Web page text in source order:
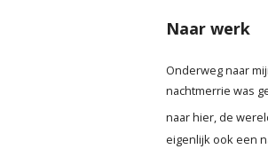
Naar werk
Onderweg naar
nachtmerrie was
naar hier, de
eigenlijk ook een